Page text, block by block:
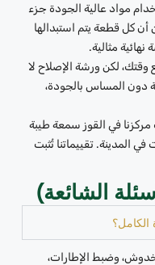
مواد عالية الجودة جزء
كل قطعة يتم استبدالها
مثالية.
لكن ورشة الإصلاح لا
دون المساس بالجودة،
في القوز سمعة طيبة
المدينة. تقييماتنا تُثبت
الشائعة)
وضبط الإطارات،